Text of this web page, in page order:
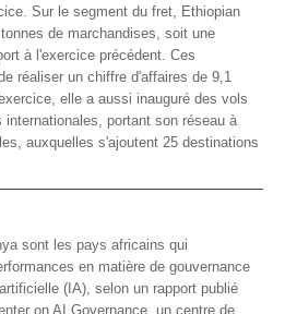
Sur le segment du fret, Ethiopian
de marchandises, soit une
à l'exercice précédent. Ces
réaliser un chiffre d'affaires de 9,1
elle a aussi inauguré des vols
portant son réseau à
auxquelles s'ajoutent 25 destinations
sont les pays africains qui
en matière de gouvernance
(IA), selon un rapport publié
on AI Governance, un centre de